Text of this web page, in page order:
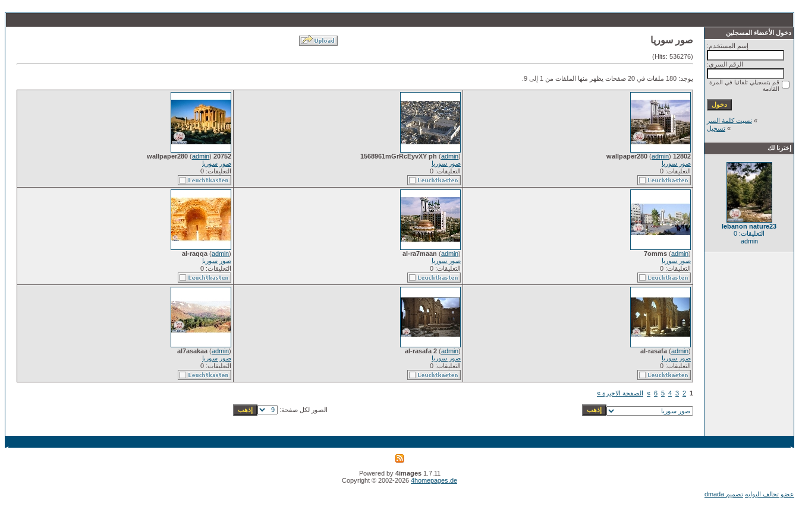
دخول الأعضاء المسجلين
إسم المستخدم:
الرقم السري:
قم بتسجيلي تلقائيا في المرة
القادمة
» نسيت كلمة السر
» تسجيل
إخترنا لك
lebanon nature23
التعليقات: 0
admin
صور سوريا
(Hits: 536276)
يوجد: 180 ملفات في 20 صفحات يظهر منها الملفات من 1 إلى 9.
12802 wallpaper280
(admin)
صور سوريا
التعليقات: 0
1568961mGrRcEyvXY ph (admin)
صور سوريا
التعليقات: 0
20752 wallpaper280
(admin)
صور سوريا
التعليقات: 0
7omms (admin)
صور سوريا
التعليقات: 0
al-ra7maan (admin)
صور سوريا
التعليقات: 0
al-raqqa (admin)
صور سوريا
التعليقات: 0
al-rasafa (admin)
صور سوريا
التعليقات: 0
al-rasafa 2 (admin)
صور سوريا
التعليقات: 0
al7asakaa (admin)
صور سوريا
التعليقات: 0
1
2
3
4
5
6
» الصفحة الاخيرة »
الصور لكل صفحة:
Powered by 4images1.7.11
Copyright © 2002-2026 4homepages.de
عضو تحالف البوابه تصميم dmada